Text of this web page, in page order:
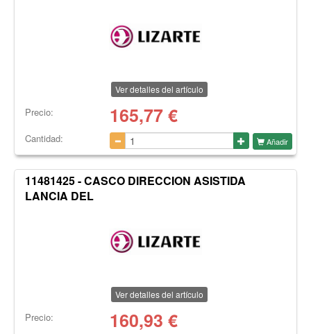
Ver detalles del artículo
Precio: 165,77€
Cantidad: Añadir
11481425 - CASCO DIRECCION ASISTIDA
LANCIA DEL
Ver detalles del artículo
Precio: 160,93 €